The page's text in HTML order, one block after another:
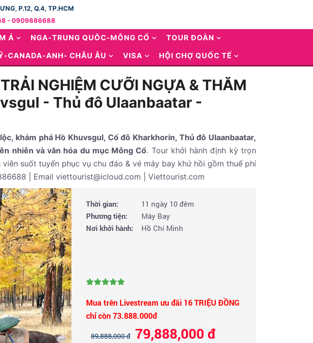
P.12, Q.4, TP.HCM
- 0909886688
Á NGA-TRUNG QUÔC-MÔNG CỔ
TOUR ĐOÀN
CANADA-ANH- CHÂU ÂU VISA HỘI CHỢ QUỐC TẾ
NGHIỆM CƯỠI NGỰA & THĂM
- Thủ đô Ulaanbaatar -
khám phá Hồ Khuvsgul, Cố đô Kharkhorin, Thủ đô Ulaanbaatar,
nhiên và văn hóa du mục Mông Cổ. Tour khởi hành định kỳ trọn
suốt tuyến phục vụ chu đáo & vé máy bay khứ hồi gồm thuế phí
| Email viettourist@icloud.com | Viettourist.com
Thời gian:
11 ngày 10 đêm
Phương tiện:
Máy Bay
Nơi khởi hành:
Hồ Chí Minh
Mua trên Livestream ưu đãi 16 TRIỆU ĐỒNG
chỉ còn 73.888.000đ
89,888,000 đ 79,888,000 đ